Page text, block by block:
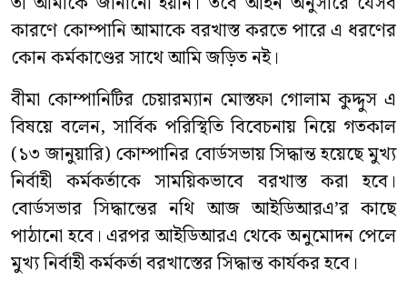
কারণে কোম্পানি আমাকে বরখাস্ত করতে পারে এ ধরণের
কোন কর্মকাণ্ডের সাথে আমি জড়িত নই।
বীমা কোম্পানিটির চেয়ারম্যান মোস্তফা গোলাম কুদ্দুস এ
বিষয়ে বলেন, সার্বিক পরিস্থিতি বিবেচনায় নিয়ে গতকাল
(১৩ জানুয়ারি) কোম্পানির বোর্ডসভায় সিদ্ধান্ত হয়েছে মুখ্য
নির্বাহী কর্মকর্তাকে সাময়িকভাবে বরখাস্ত করা হবে।
বোর্ডসভার সিদ্ধান্তের নথি আজ আইডিআরএ’র কাছে
পাঠানো হবে। এরপর আইডিআরএ থেকে অনুমোদন পেলে
মুখ্য নির্বাহী কর্মকর্তা বরখাস্তের সিদ্ধান্ত কার্যকর হবে।